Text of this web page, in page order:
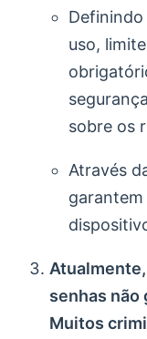
uso,
sobre os
Através
senhas não
Muitos